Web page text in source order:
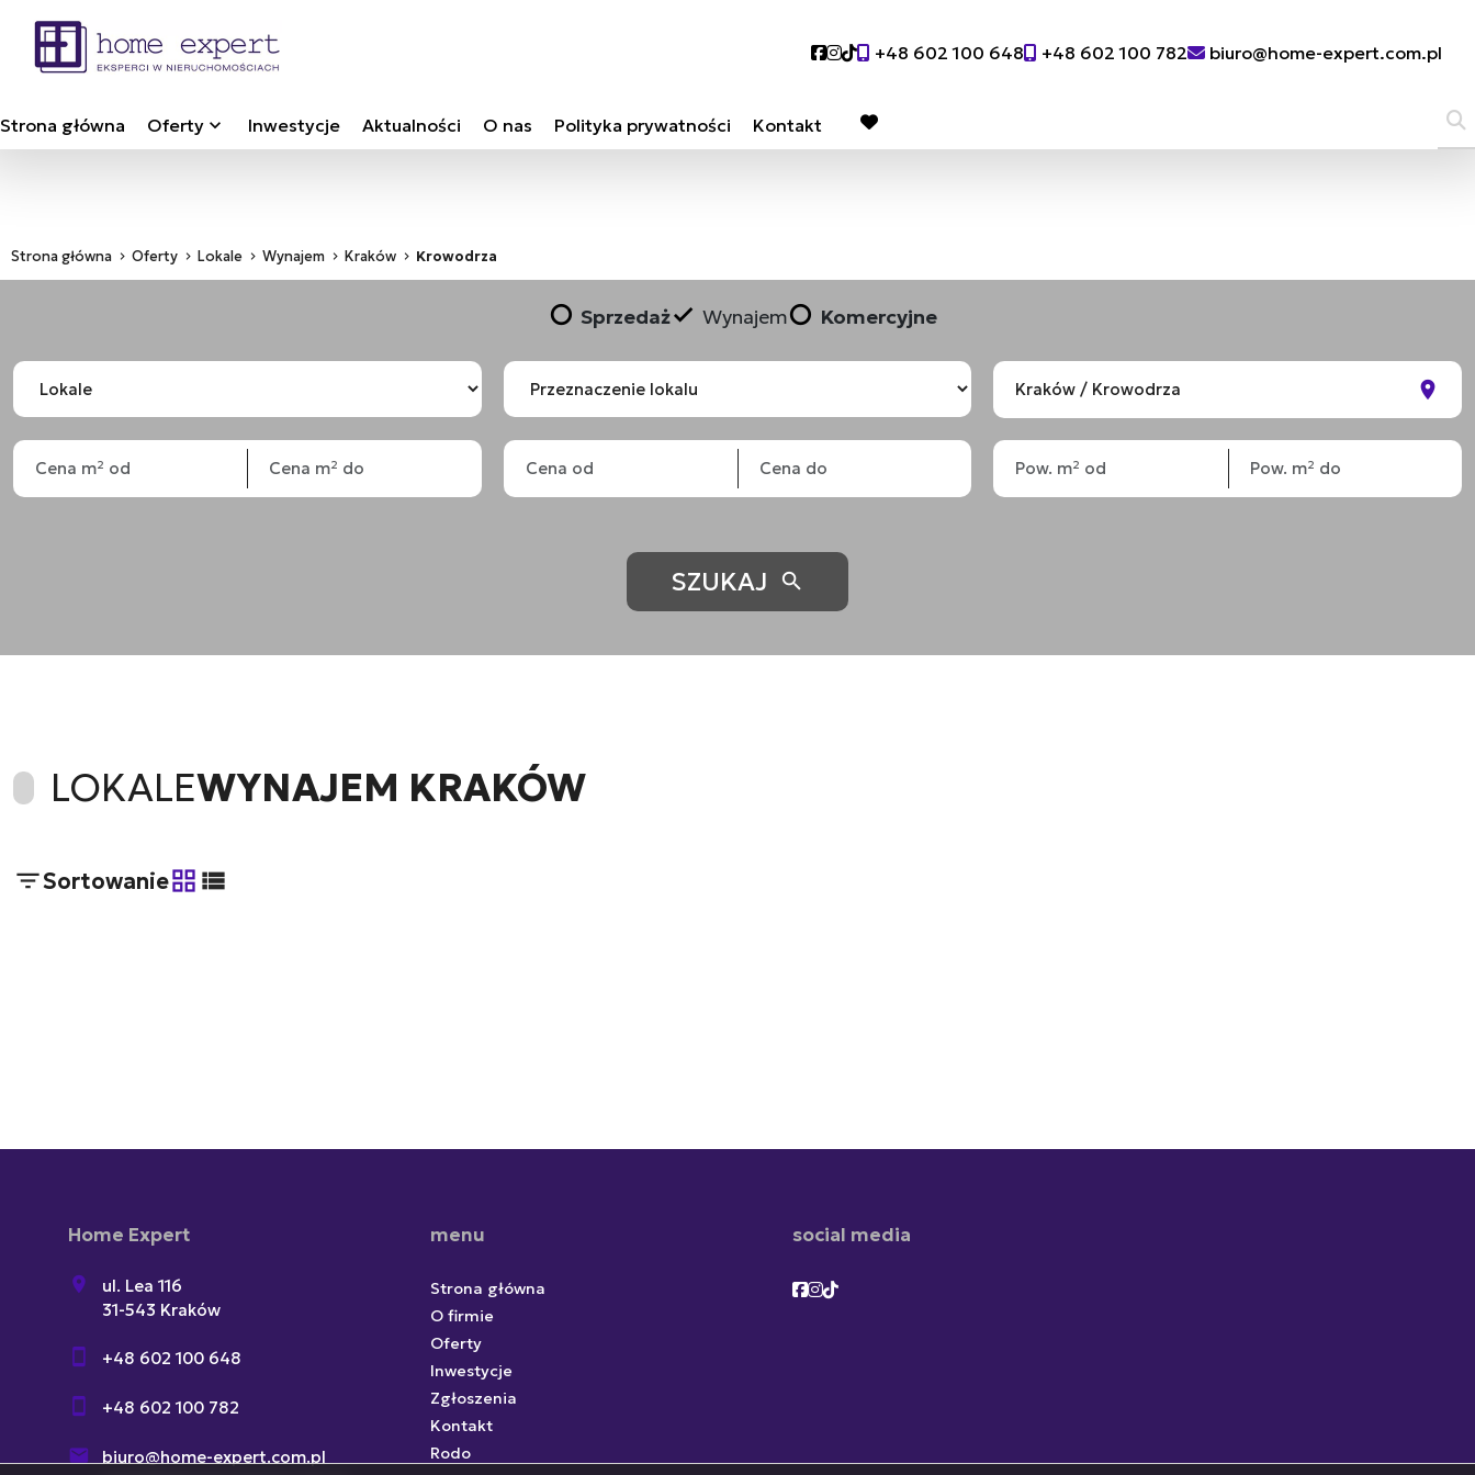
Social link
Social link
Social link
+48 602 100 648 +48 602 100 782 biuro@home-expert.com.pl
Strona główna Oferty Inwestycje Aktualności O nas Polityka prywatności Kontakt favorite
Strona główna Oferty Lokale Wynajem Kraków Krowodrza
Sprzedaż Wynajem Komercyjne
SZUKAJ
LOKALEWYNAJEM KRAKÓW
Sortowanie
tabela
lista
Home Expert
ul. Lea 116
31-543 Kraków
+48 602 100 648
+48 602 100 782
biuro@home-expert.com.pl
menu
Strona główna
O firmie
Oferty
Inwestycje
Zgłoszenia
Kontakt
Rodo
social media
Facebook
Facebook
Facebook